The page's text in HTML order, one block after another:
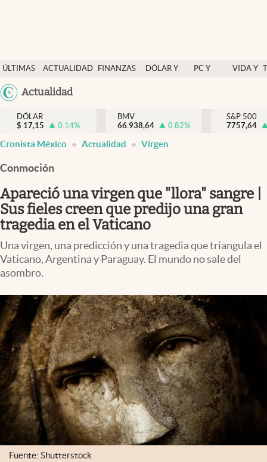
ÚLTIMAS
NOTICIAS
ACTUALIDAD
FINANZAS
DÓLAR Y
PC Y
VIDA Y
México
Actualidad
Actualidad
Finanzas y economía
Dólar y mercados
Pc y celular
Vida y estilo
Tv
Clima
Espiritualidad
Mediakit
abre en nueva pestaña
México
DÓLAR
$ 17,15 0.14%
BMV
66.938,64
0.82%
S&P 500
7757,64
Cronista México Actualidad Vírgen
Conmoción
Apareció una virgen que "llora" sangre |
Sus fieles creen que predijo una gran
tragedia en el Vaticano
Una virgen, una predicción y una tragedia que triangula el
Vaticano, Argentina y Paraguay. El mundo no sale del
asombro.
Fuente: Shutterstock